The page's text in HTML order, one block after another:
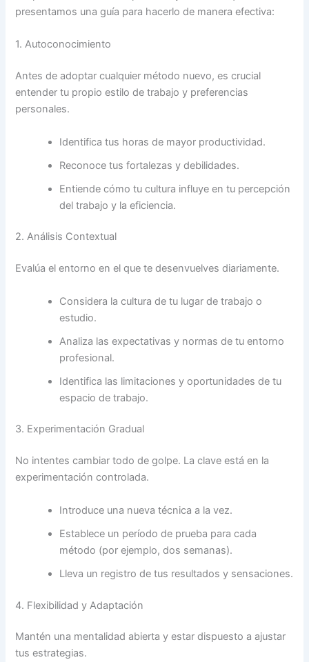
presentamos una guía para hacerlo de manera efectiva:
1. Autoconocimiento
Antes de adoptar cualquier método nuevo, es crucial
entender tu propio estilo de trabajo y preferencias
personales.
Identifica tus horas de mayor productividad.
Reconoce tus fortalezas y debilidades.
Entiende cómo tu cultura influye en tu percepción
del trabajo y la eficiencia.
2. Análisis Contextual
Evalúa el entorno en el que te desenvuelves diariamente.
Considera la cultura de tu lugar de trabajo o
estudio.
Analiza las expectativas y normas de tu entorno
profesional.
Identifica las limitaciones y oportunidades de tu
espacio de trabajo.
3. Experimentación Gradual
No intentes cambiar todo de golpe. La clave está en la
experimentación controlada.
Introduce una nueva técnica a la vez.
Establece un período de prueba para cada
método (por ejemplo, dos semanas).
Lleva un registro de tus resultados y sensaciones.
4. Flexibilidad y Adaptación
Mantén una mentalidad abierta y estar dispuesto a ajustar
tus estrategias.